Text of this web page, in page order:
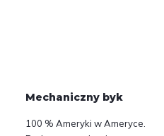
Mechaniczny byk
100 % Ameryki w Ameryce.